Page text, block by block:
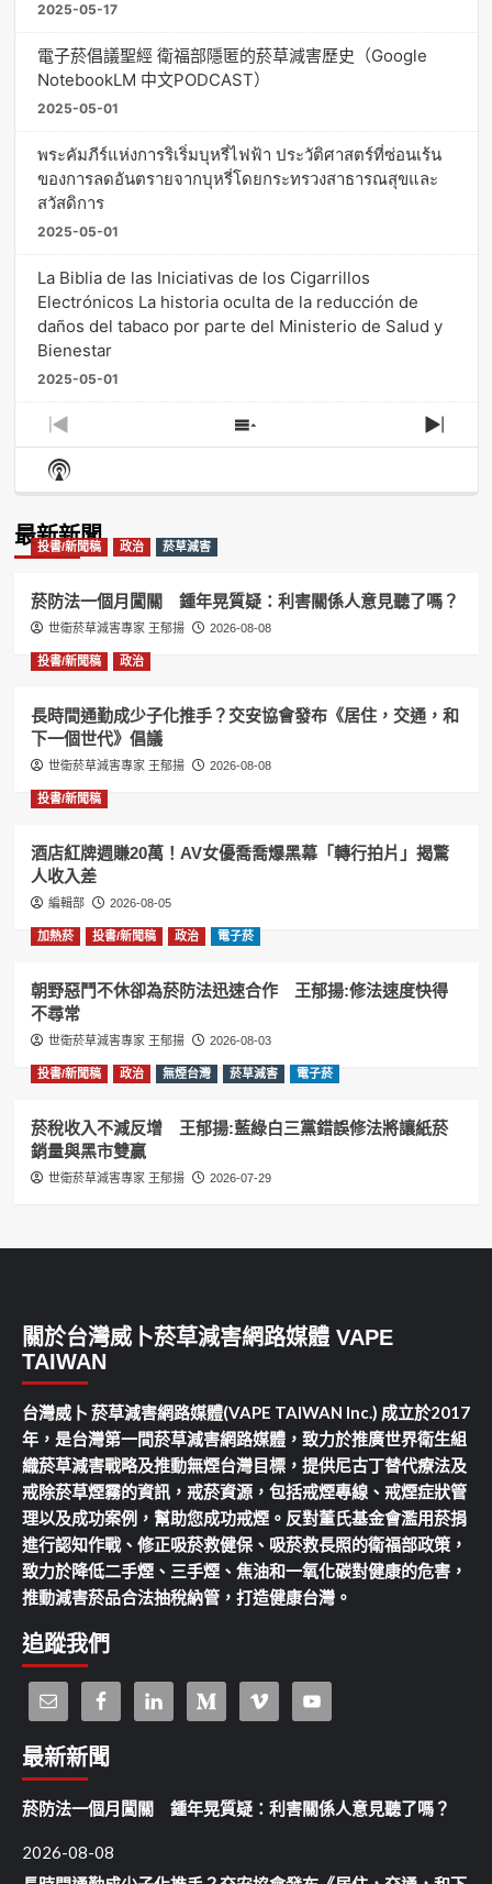
2025-05-17
電子菸倡議聖經 衛福部隱匿的菸草減害歷史（Google
NotebookLM 中文PODCAST）
2025-05-01
พระคัมภีร์แห่งการริเริ่มบุหรี่ไฟฟ้า ประวัติศาสตร์ที่ซ่อนเร้น
ของการลดอันตรายจากบุหรี่โดยกระทรวงสาธารณสุขและ
สวัสดิการ
2025-05-01
La Biblia de las Iniciativas de los Cigarrillos
Electrónicos La historia oculta de la reducción de
daños del tabaco por parte del Ministerio de Salud y
Bienestar
2025-05-01
Previous
Episode
Show
Episodes
Next
Show
Podcast
最新新聞
投書/新聞稿 政治 菸草減害
菸防法一個月闖關 鍾年晃質疑：利害關係人意見聽了嗎？
世衛菸草減害專家 王郁揚 2026-08-08
投書/新聞稿 政治
長時間通勤成少子化推手？交安協會發布《居住，交通，和
下一個世代》倡議
世衛菸草減害專家 王郁揚 2026-08-08
投書/新聞稿
酒店紅牌週賺20萬！AV女優喬喬爆黑幕「轉行拍片」揭驚
人收入差
編輯部 2026-08-05
加熱菸 投書/新聞稿 政治 電子菸
朝野惡鬥不休卻為菸防法迅速合作 王郁揚:修法速度快得
不尋常
世衛菸草減害專家 王郁揚 2026-08-03
投書/新聞稿 政治 無煙台灣 菸草減害 電子菸
菸稅收入不減反增 王郁揚:藍綠白三黨錯誤修法將讓紙菸
銷量與黑市雙贏
世衛菸草減害專家 王郁揚 2026-07-29
關於台灣威卜菸草減害網路媒體 VAPE
TAIWAN
台灣威卜 菸草減害網路媒體(VAPE TAIWAN Inc.) 成立於2017
年，是台灣第一間菸草減害網路媒體，致力於推廣世界衛生組
織菸草減害戰略及推動無煙台灣目標，提供尼古丁替代療法及
戒除菸草煙霧的資訊，戒菸資源，包括戒煙專線、戒煙症狀管
理以及成功案例，幫助您成功戒煙。反對董氏基金會濫用菸捐
進行認知作戰、修正吸菸救健保、吸菸救長照的衛福部政策，
致力於降低二手煙、三手煙、焦油和一氧化碳對健康的危害，
推動減害菸品合法抽稅納管，打造健康台灣。
追蹤我們
最新新聞
菸防法一個月闖關 鍾年晃質疑：利害關係人意見聽了嗎？
2026-08-08